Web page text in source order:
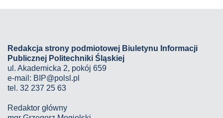
Redakcja strony podmiotowej Biuletynu Informacji
Publicznej Politechniki Śląskiej
ul. Akademicka 2, pokój 659
e-mail: BIP@polsl.pl
tel. 32 237 25 63
Redaktor główny